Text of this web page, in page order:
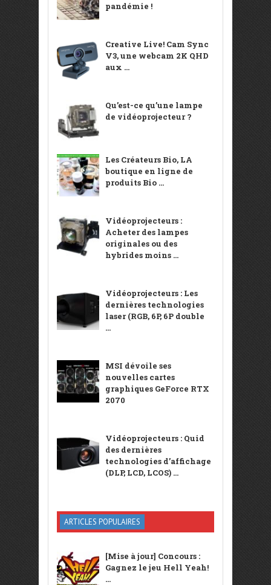
pandémie !
Creative Live! Cam Sync
V3, une webcam 2K QHD
aux ...
Qu’est-ce qu’une lampe
de vidéoprojecteur ?
Les Créateurs Bio, LA
boutique en ligne de
produits Bio ...
Vidéoprojecteurs :
Acheter des lampes
originales ou des
hybrides moins ...
Vidéoprojecteurs : Les
dernières technologies
laser (RGB, 6P, 6P double
...
MSI dévoile ses
nouvelles cartes
graphiques GeForce RTX
2070
Vidéoprojecteurs : Quid
des dernières
technologies d’affichage
(DLP, LCD, LCOS) ...
ARTICLES POPULAIRES
[Mise à jour] Concours :
Gagnez le jeu Hell Yeah!
...